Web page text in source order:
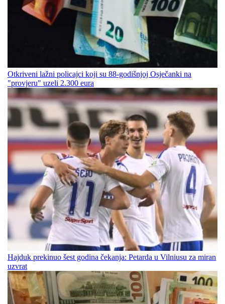
Otkriveni lažni policajci koji su 88-godišnjoj Osječanki na
"provjeru" uzeli 2.300 eura
Hajduk prekinuo šest godina čekanja: Petarda u Vilniusu za miran
uzvrat